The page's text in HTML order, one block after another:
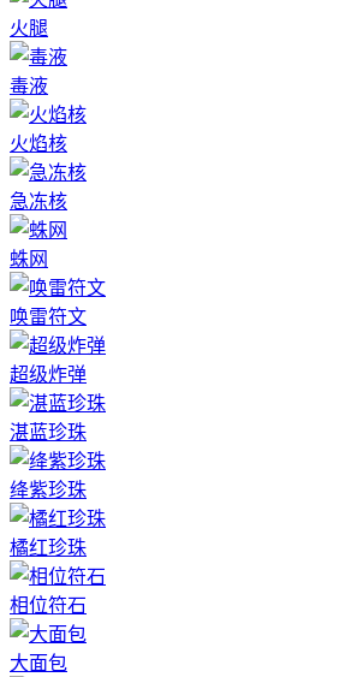
火腿
毒液
火焰核
急冻核
蛛网
唤雷符文
超级炸弹
湛蓝珍珠
绛紫珍珠
橘红珍珠
相位符石
大面包